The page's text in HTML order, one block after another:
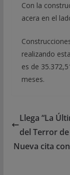
Con la
acera en el
realizando
es de
meses.
Llega “La
del Terror
Nueva cita